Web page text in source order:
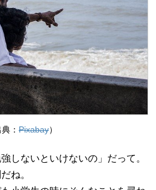
典： Pixabay）
ないといけないの」だって。
ね。